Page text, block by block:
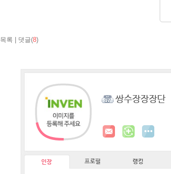
목록 댓글(8)
쌍수장장장단
인장 프로필 랭킹